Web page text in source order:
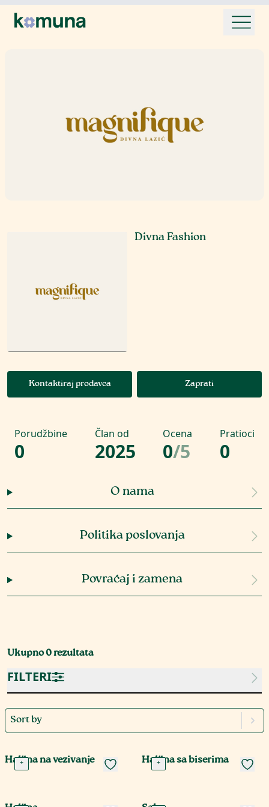
Divna Fashion
Kontaktiraj prodavca Zaprati
Porudžbine
0
Član od
2025
Ocena
0/5
Pratioci
0
O nama
Politika poslovanja
Povraćaj i zamena
Ukupno0rezultata
FILTERI
Sort by
+
Haljina na vezivanje +
Haljina sa biserima